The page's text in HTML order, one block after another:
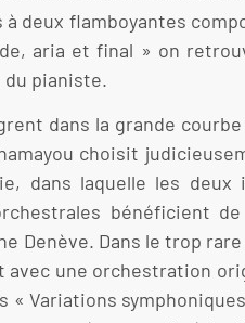
deux flamboyantes
aria et final » on
du pianiste.
dans la grande
choisit
dans laquelle les
bénéficient
Denève. Dans le trop
une orchestration
« Variations